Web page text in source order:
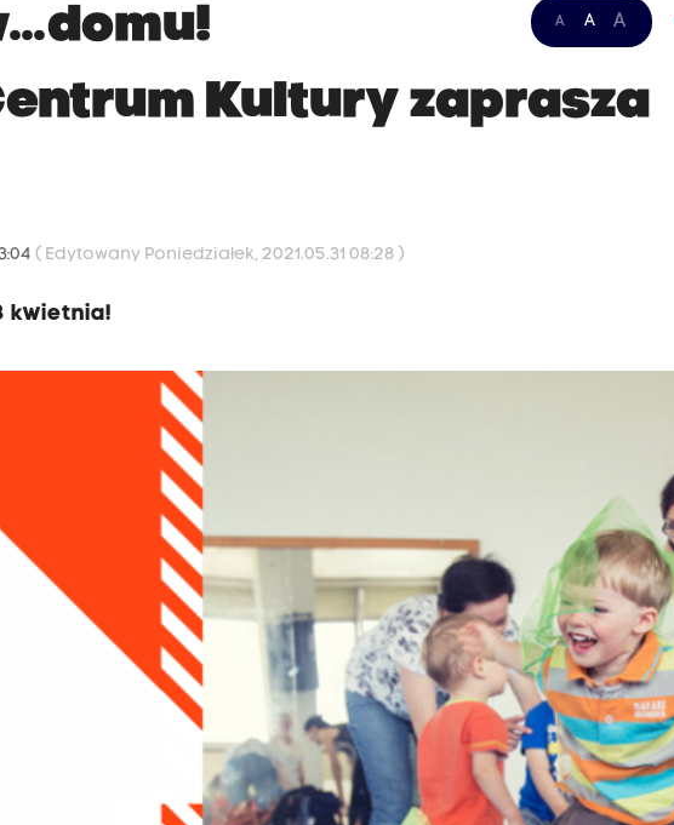
A A A
Kultury zaprasza
( Edytowany Poniedziałek, 2021.05.31 08:28 )
kwietnia!